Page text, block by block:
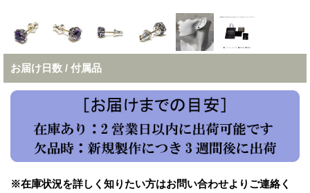
お届け日数 / 付属品
※在庫状況を詳しく知りたい方はお問い合わせよりご連絡く